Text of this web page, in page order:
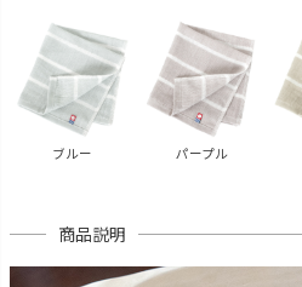
ブルー パープル
商品説明